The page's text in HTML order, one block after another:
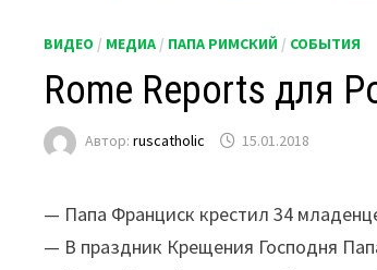
ВИДЕО / МЕДИА / ПАПА РИМСКИЙ / СОБЫТИЯ
Rome Reports для
Автор:ruscatholic 15.01.2018
— Папа Франциск крестил 34
— В праздник Крещения Господня